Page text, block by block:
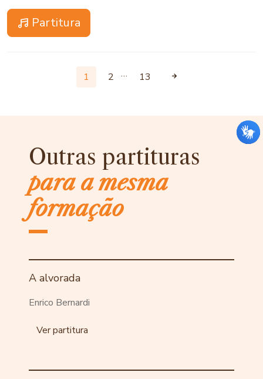
Partitura
1 2 … 13
Outras partituras
para a mesma
formação
A alvorada
Enrico Bernardi
Ver partitura